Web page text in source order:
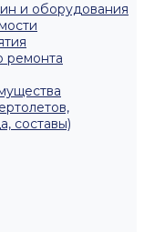
и оборудования
ремонта
составы)